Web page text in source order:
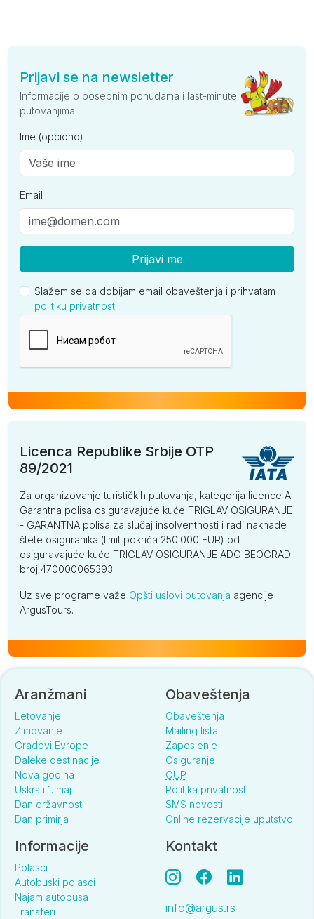
Prijavi se na newsletter
Informacije o posebnim ponudama i last-minute
putovanjima.
Ime (opciono)
Email
Prijavi me
Slažem se da dobijam email obaveštenja i prihvatam
politiku privatnosti.
Licenca Republike Srbije OTP
89/2021
Za organizovanje turističkih putovanja, kategorija licence A.
Garantna polisa osiguravajuće kuće TRIGLAV OSIGURANJE
- GARANTNA polisa za slučaj insolventnosti i radi naknade
štete osiguranika (limit pokrića 250.000 EUR) od
osiguravajuće kuće TRIGLAV OSIGURANJE ADO BEOGRAD
broj 470000065393.
Uz sve programe važe Opšti uslovi putovanja agencije
ArgusTours.
Aranžmani
Letovanje
Zimovanje
Gradovi Evrope
Daleke destinacije
Nova godina
Uskrs i 1. maj
Dan državnosti
Dan primirja
Obaveštenja
Obaveštenja
Mailing lista
Zaposlenje
Osiguranje
OUP
Politika privatnosti
SMS novosti
Online rezervacije uputstvo
Informacije
Polasci
Autobuski polasci
Najam autobusa
Transferi
Kontakt
info@argus.rs